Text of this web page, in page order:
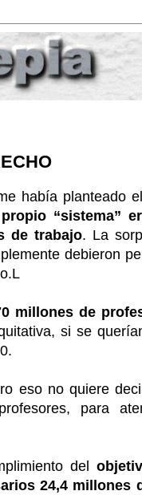
había planteado
“sistema”
de trabajo. La
debieron
millones de
si se
eso no quiere
para
del
24,4